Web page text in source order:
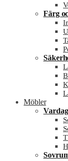
Färg
Möbler